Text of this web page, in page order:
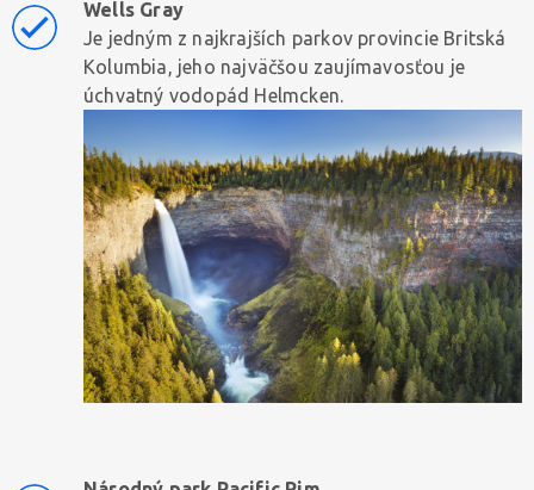
Wells Gray
Je jedným z najkrajších parkov provincie Britská
Kolumbia, jeho najväčšou zaujímavosťou je
úchvatný vodopád Helmcken.